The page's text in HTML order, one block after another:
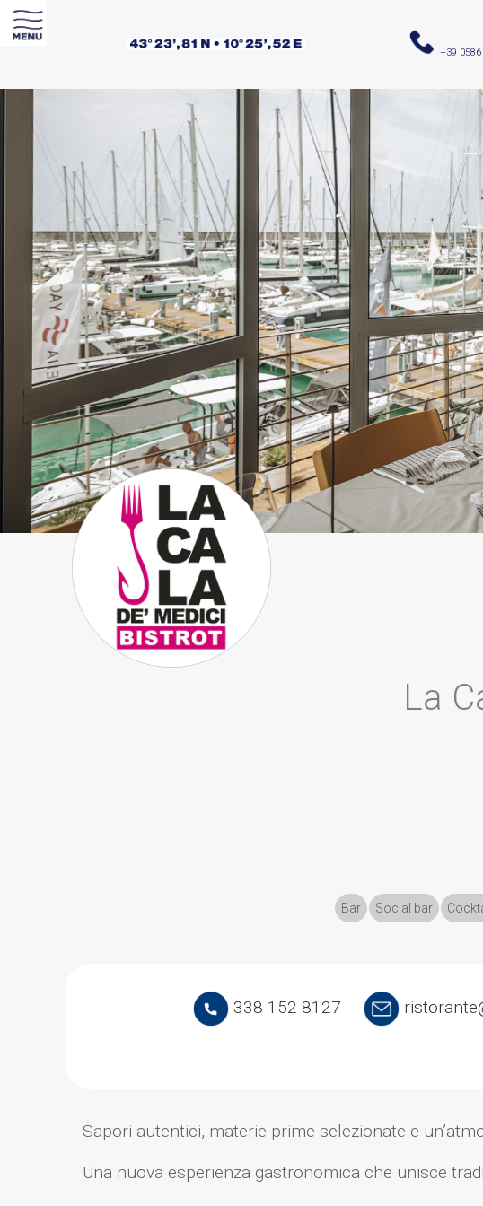
+39 0586
La
Bar Social bar
338 152 8127
Sapori autentici, materie prime selezionate e
Una nuova esperienza gastronomica che unisce